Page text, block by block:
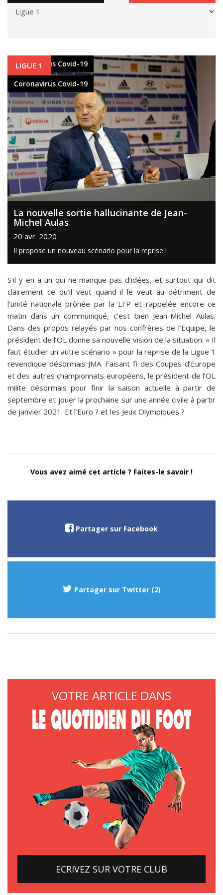
Coronavirus Covid-19
LIGUE 1
Coronavirus Covid-19
La nouvelle sortie hallucinante de Jean-
Michel Aulas
20 avr. 2020
Il propose un nouveau scénario pour la reprise !
S’il y en a un qui ne manque pas d’idées, et surtout qui dit
clairement ce qu’il veut quand il le veut au détriment de
l’unité nationale prônée par la LFP et rappelée encore ce
matin dans un communiqué, c’est bien Jean-Michel Aulas.
Dans des propos relayés par nos confrères de l’Equipe, le
président de l’OL donne sa nouvelle vision de la situation. « Il
faut étudier un autre scénario » pour la reprise de la Ligue 1
revendique désormais JMA. Faisant fi des Coupes d’Europe
et des autres championnats européens, le président de l’OL
milite désormais pour finir la saison actuelle à partir de
septembre et jouer la prochaine sur une année civile à partir
de janvier 2021. Et l’Euro ? et les Jeux Olympiques ?
Vous avez aimé cet article ? Faites-le savoir !
Partager sur Facebook
Partager sur Twitter (2)
VOTRE ARTICLE DANS
ECRIVEZ SUR VOTRE CLUB